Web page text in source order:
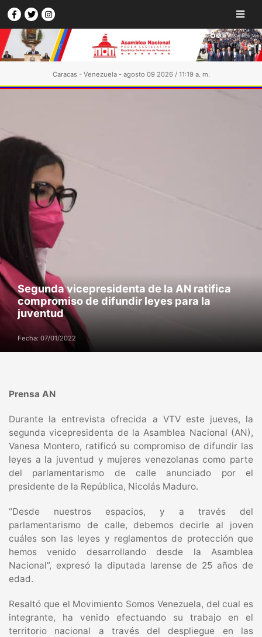
Caracas - Venezuela - agosto 09 2026 / 11:19 a. m.
Segunda vicepresidenta de la AN ratifica
compromiso de difundir leyes para la
juventud
Fecha: 07/01/2022
Prensa AN
Durante la entrevista ofrecida a VTV este jueves, la
segunda vicepresidenta de la Asamblea Nacional (AN),
Vanesa Montero, ratificó su compromiso de difundir las
leyes a la juventud y mujeres venezolanas como parte
del parlamentarismo de calle anunciado por el
presidente de la República, Nicolás Maduro.
“Desde nuestros espacios, y a través del
parlamentarismo de calle, debemos decirle al joven
cuáles son las leyes y reglamentos de protección que
hemos venido desarrollando desde la Asamblea
Nacional”, expresó la diputada larense de 25 años de
edad.
Resaltó que el Movimiento Somos Venezuela, del cual es
integrante, ha venido efectuando su trabajo en el
territorio nacional a través del despliegue en las